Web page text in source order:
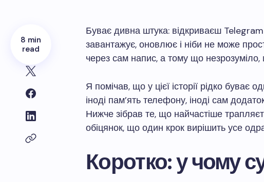
8 min
read
Буває дивна штука: відкриваєш
завантажує, оновлює і ніби не може
через сам напис, а тому що
Я помічав, що у цієї історії рідко буває
іноді пам’ять телефону, іноді сам
Нижче зібрав те, що найчастіше
обіцянок, що один крок вирішить усе
Коротко: у чому